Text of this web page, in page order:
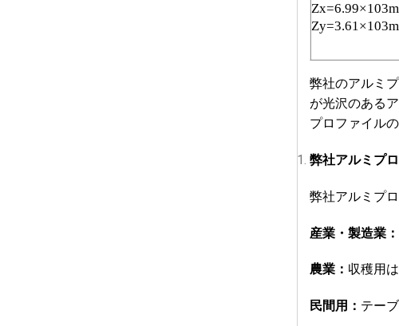
弊社のアルミ
が光沢のある
プロファイル
弊社アルミプ
弊社アルミプ
産業・製造業：
農業： 収穫用
民間用： テー